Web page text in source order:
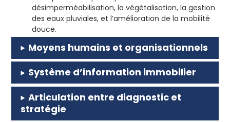
désimperméabilisation, la végétalisation, la gestion
des eaux pluviales, et l’amélioration de la mobilité
douce.
Moyens humains et organisationnels
Système d’information immobilier
Articulation entre diagnostic et
stratégie